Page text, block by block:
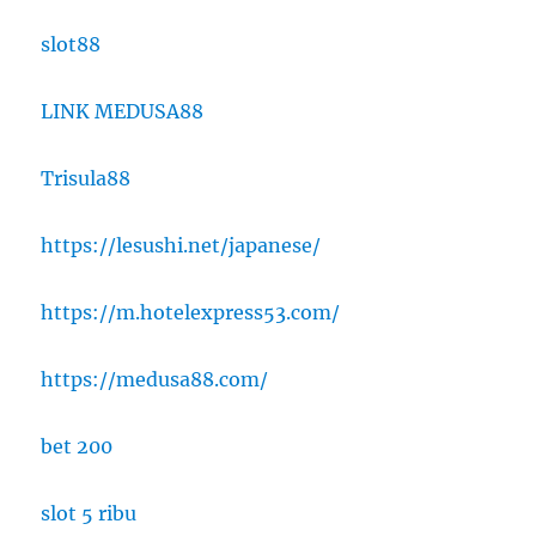
slot88
LINK MEDUSA88
Trisula88
https://lesushi.net/japanese/
https://m.hotelexpress53.com/
https://medusa88.com/
bet 200
slot 5 ribu